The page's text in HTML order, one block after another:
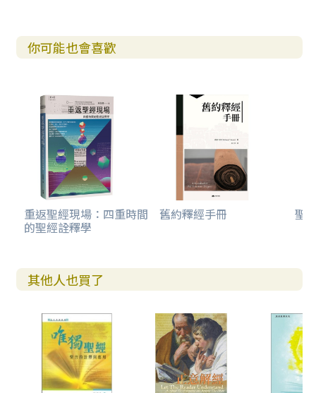
你可能也會喜歡
重返聖經現場：四重時間
的聖經詮釋學
舊約釋經手冊 聖
其他人也買了